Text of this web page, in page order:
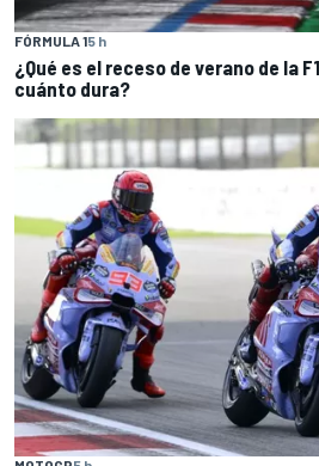
FÓRMULA 15 h
¿Qué es el receso de verano de la
cuánto dura?